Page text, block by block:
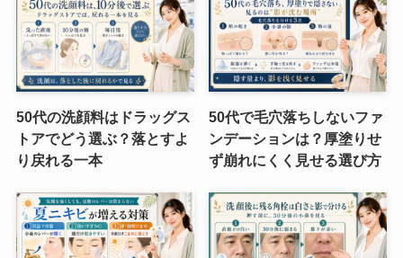
50代の洗顔料はドラッグス
トアでどう選ぶ？落とすよ
り戻れる一本
50代で毛穴落ちしないファ
ンデーションは？厚塗りせ
ず崩れにくく見せる選び方